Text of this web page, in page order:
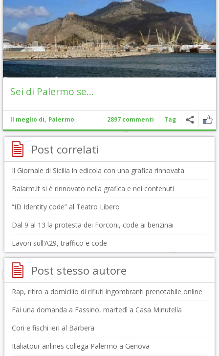
Sei di Palermo se…
Il meglio di, Palermo 2897 commenti Tag
Post correlati
Il Giornale di Sicilia in edicola con una grafica rinnovata
Balarm.it si è rinnovato nella grafica e nei contenuti
“ID Identity code” al Teatro Libero
Dal 9 al 13 la protesta dei Forconi, code ai benzinai
Lavori sull’A29, traffico e code
Post stesso autore
Rap, ritiro a domicilio di rifiuti ingombranti prenotabile online
Fai una domanda a Fassino, martedì a Casa Minutella
Cori e fischi ieri al Barbera
Italiatour airlines collega Palermo a Genova